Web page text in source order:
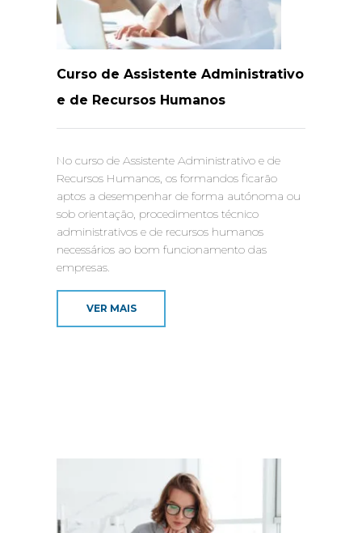
Curso de Assistente Administrativo
e de Recursos Humanos
No curso de Assistente Administrativo e de
Recursos Humanos, os formandos ficarão
aptos a desempenhar de forma autónoma ou
sob orientação, procedimentos técnico
administrativos e de recursos humanos
necessários ao bom funcionamento das
empresas.
VER MAIS